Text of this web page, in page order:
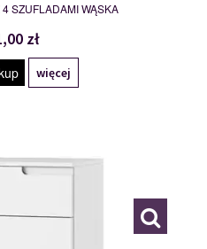
SZUFLADAMI WĄSKA
zł
więcej